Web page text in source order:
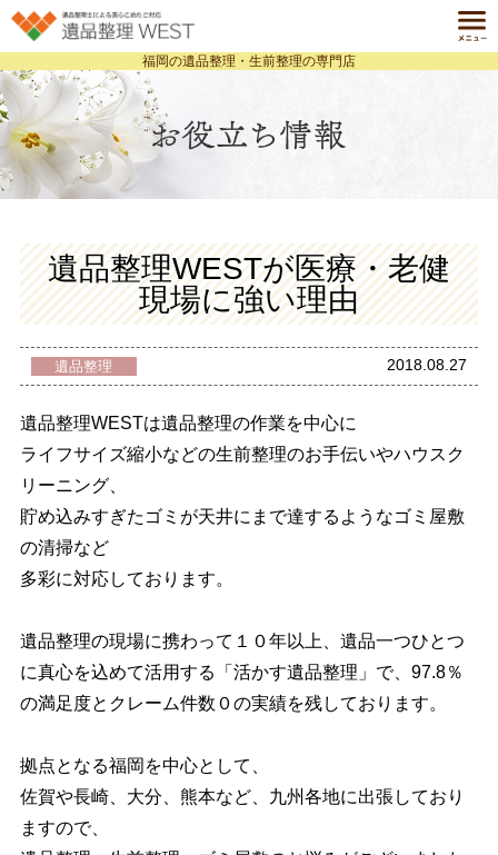
福岡の遺品整理・生前整理の専門店
遺品整理WESTが医療・老健
現場に強い理由
遺品整理 2018.08.27
遺品整理WESTは遺品整理の作業を中心に
ライフサイズ縮小などの生前整理のお手伝いやハウスク
リーニング、
貯め込みすぎたゴミが天井にまで達するようなゴミ屋敷
の清掃など
多彩に対応しております。
遺品整理の現場に携わって１０年以上、遺品一つひとつ
に真心を込めて活用する「活かす遺品整理」で、97.8％
の満足度とクレーム件数０の実績を残しております。
拠点となる福岡を中心として、
佐賀や長崎、大分、熊本など、九州各地に出張しており
ますので、
ホーム
遺品整理とは
ABOUT
料金案内
PRICE
事例紹介
CASE
会社案内
COMPANY
個人情報保護方針 お役立ち情報ブログ
お知らせ お問い合わせ